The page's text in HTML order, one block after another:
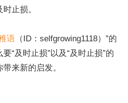
止损。
语 （ID：selfgrowing1118）”的
“及时止损”以及“及时止损”的
来新的启发。